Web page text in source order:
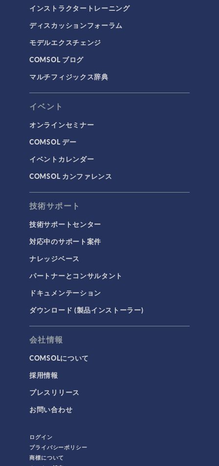
インストラクタートレーニング
ディスカッションフォーラム
モデルエクスチェンジ
COMSOL ブログ
マルチフィジックス辞典
イベント
オンラインセミナー
COMSOL デー
イベントカレンダー
COMSOL カンファレンス
技術サポート
技術サポートセンター
対応中のサポート案件
ナレッジベース
パートナーとコンサルタント
ドキュメンテーション
ダウンロード (製品インストーラー)
会社情報
COMSOLについて
採用情報
プレスリリース
お問い合わせ
ログイン
プライバシーポリシー
商標について